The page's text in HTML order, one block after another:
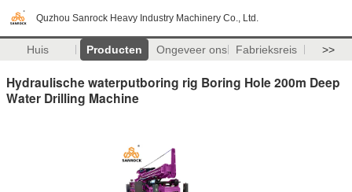
Quzhou Sanrock Heavy Industry Machinery Co., Ltd.
Huis Producten Ongeveer ons Fabrieksreis >>
Hydraulische waterputboring rig Boring Hole 200m Deep
Water Drilling Machine